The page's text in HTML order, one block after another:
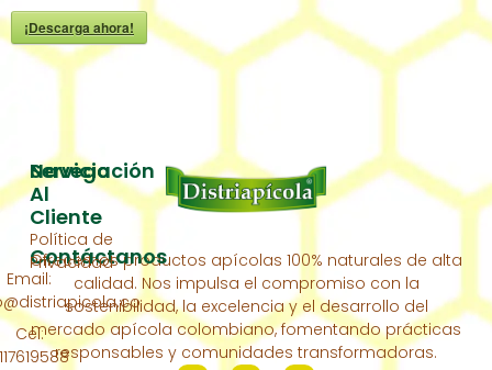
¡Descarga ahora!
Ofrecemos productos apícolas 100% naturales de alta
calidad. Nos impulsa el compromiso con la
sostenibilidad, la excelencia y el desarrollo del
mercado apícola colombiano, fomentando prácticas
responsables y comunidades transformadoras.
Servicio
Al
Cliente
Política de
Privacidad
Navegación
Inicio
Acerca
De
Nosotros
Nuestra
Colmena
Contáctanos
Email:
Cel: